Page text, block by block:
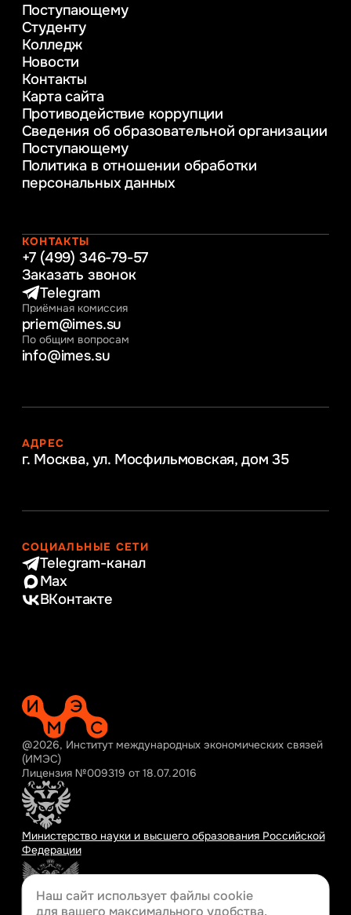
Психолого-педагогическое
консультирование и медиация
в образовании
Веб-дизайн
Управление инновационным развитием
предприятия
Уголовное право
Информационные технологии в бизнесе
Информационное и программное
обеспечение бизнес процессов
Управление человеческими ресурсами
Интернет-маркетинг
Поступающему
Студенту
Колледж
Новости
Контакты
Карта сайта
Противодействие коррупции
Сведения об образовательной организации
Поступающему
Политика в отношении обработки
персональных данных
КОНТАКТЫ
+7 (499) 346-79-57
Заказать звонок
Telegram
Приёмная комиссия
priem@imes.su
По общим вопросам
info@imes.su
АДРЕС
г. Москва, ул. Мосфильмовская, дом 35
СОЦИАЛЬНЫЕ СЕТИ
Telegram-канал
Max
ВКонтакте
@2026, Институт международных экономических связей
(ИМЭС)
Лицензия №009319 от 18.07.2016
Министерство науки и высшего образования Российской
Федерации
Наш сайт использует файлы cookie
для вашего максимального удобства.